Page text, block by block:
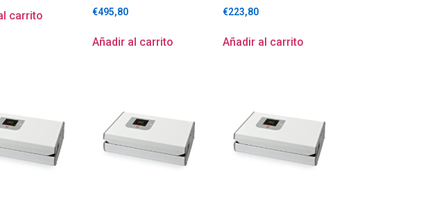
carrito €495,80
Añadir al carrito
€223,80
Añadir al carrito